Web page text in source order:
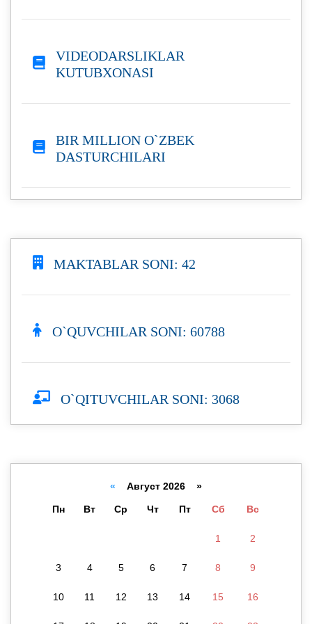
VIDEODARSLIKLAR
KUTUBXONASI
BIR MILLION O`ZBEK
DASTURCHILARI
MAKTABLAR SONI: 42
O`QUVCHILAR SONI: 60788
O`QITUVCHILAR SONI: 3068
« Август 2026 »
Пн Вт Ср Чт Пт Сб Вс
1 2
3 4 5 6 7 8 9
10 11 12 13 14 15 16